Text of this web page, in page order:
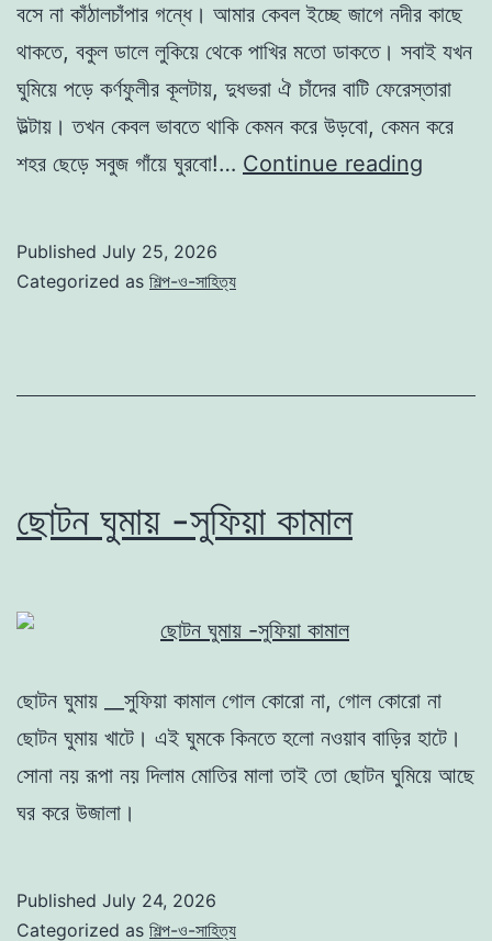
বসে না কাঁঠালচাঁপার গন্ধে। আমার কেবল ইচ্ছে জাগে নদীর কাছে
থাকতে, বকুল ডালে লুকিয়ে থেকে পাখির মতো ডাকতে। সবাই যখন
ঘুমিয়ে পড়ে কর্ণফুলীর কূলটায়, দুধভরা ঐ চাঁদের বাটি ফেরেস্তারা
উল্টায়। তখন কেবল ভাবতে থাকি কেমন করে উড়বো, কেমন করে
শহর ছেড়ে সবুজ গাঁয়ে ঘুরবো!… Continue reading
Published July 25, 2026
Categorized as শিল্প-ও-সাহিত্য
ছোটন ঘুমায় -সুফিয়া কামাল
ছোটন ঘুমায় __সুফিয়া কামাল গোল কোরো না, গোল কোরো না
ছোটন ঘুমায় খাটে। এই ঘুমকে কিনতে হলো নওয়াব বাড়ির হাটে।
সোনা নয় রূপা নয় দিলাম মোতির মালা তাই তো ছোটন ঘুমিয়ে আছে
ঘর করে উজালা।
Published July 24, 2026
Categorized as শিল্প-ও-সাহিত্য